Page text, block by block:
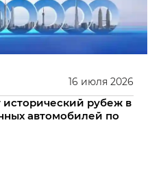
16 июля 2026
исторический рубеж в
автомобилей по